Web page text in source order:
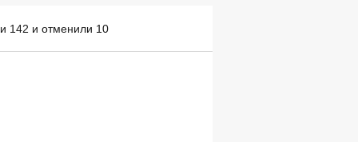
142 и отменили 10